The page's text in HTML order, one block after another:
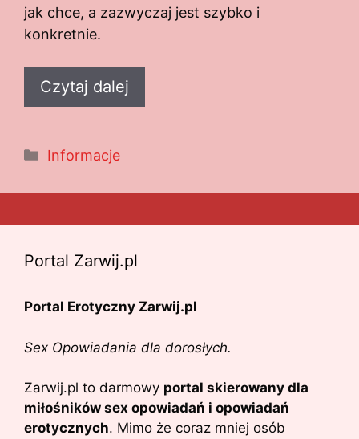
jak chce, a zazwyczaj jest szybko i
konkretnie.
Czytaj dalej
Kategorie
Informacje
Portal Zarwij.pl
Portal Erotyczny Zarwij.pl
Sex Opowiadania dla dorosłych.
Zarwij.pl to darmowy portal skierowany dla
miłośników sex opowiadań i opowiadań
erotycznych. Mimo że coraz mniej osób